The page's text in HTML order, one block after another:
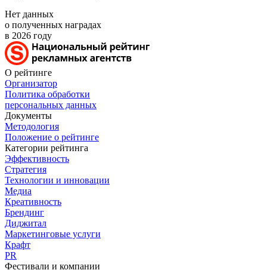
Нет данных
о полученных наградах
в 2026 году
О рейтинге
Организатор
Политика обработки
персональных данных
Документы
Методология
Положение о рейтинге
Категории рейтинга
Эффективность
Стратегия
Технологии и инновации
Медиа
Креативность
Брендинг
Диджитал
Маркетинговые услуги
Крафт
PR
Фестивали и компании